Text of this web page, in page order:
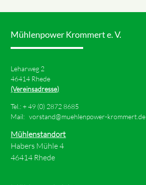
Mühlenpower Krommert e. V.
Leharweg 2
46414 Rhede
(Vereinsadresse)
Tel.: +49 (0) 2872 8685
Mail:vorstand@muehlenpower-krommert.de
Mühlenstandort
Habers Mühle 4
46414 Rhede